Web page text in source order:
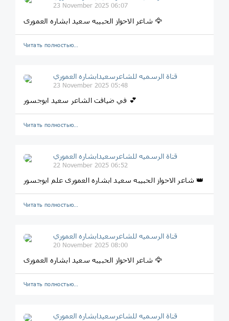
23 November 2025 06:07
شاعر الاحواز الحبیبه سعید ابشاره العموری 🦅
Читать полностью…
قناة الرسميه للشاعرسعیدابشاره العموري
23 November 2025 05:48
في ضیافت الشاعر سعید ابوجسور 💕
Читать полностью…
قناة الرسميه للشاعرسعیدابشاره العموري
22 November 2025 06:52
شاعر الاحواز الحبیبه سعید ابشاره العموری علم ابوجسور 👑
Читать полностью…
قناة الرسميه للشاعرسعیدابشاره العموري
20 November 2025 08:00
شاعر الاحواز الحبیبه سعید ابشاره العموری 🦅
Читать полностью…
قناة الرسميه للشاعرسعیدابشاره العموري